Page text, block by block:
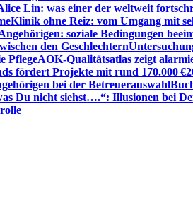
Lin: was einer der weltweit
Klinik ohne Reiz: vom Umgang mit
soziale Bedingungen
den Geschlechtern
PflegeAOK-Qualitätsatlas zeigt
fördert Projekte mit rund 170.000 €
bei der Betreuerauswahl
Du nicht siehst….“: Illusionen bei